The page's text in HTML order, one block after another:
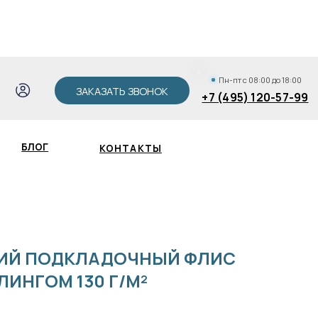
+7 (495) 120-57-99
ЗАКАЗАТЬ ЗВОНОК
ПОДКЛАДОЧНЫЙ ФЛИС
130 Г/М²